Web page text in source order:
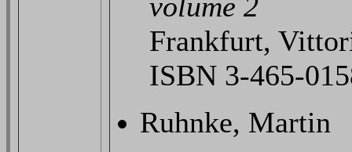
Frankfurt,
ISBN 3-465-
Ruhnke, Martin